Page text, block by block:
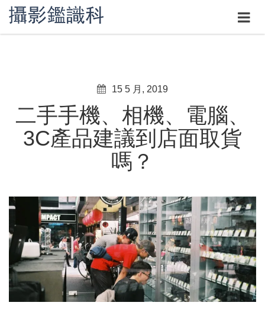
15 5 月, 2019
二手手機、相機、電腦、
3C產品建議到店面取貨
嗎？